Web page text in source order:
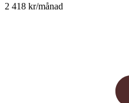
2 418 kr/månad